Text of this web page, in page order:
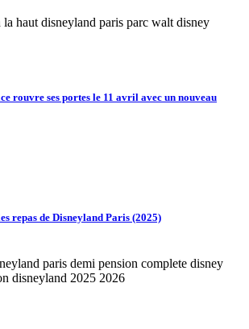
rouvre ses portes le 11 avril avec un nouveau
repas de Disneyland Paris (2025)